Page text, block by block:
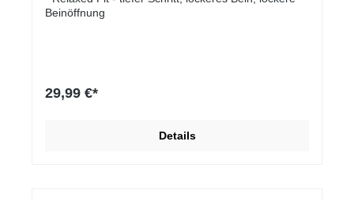
Beinöffnung
29,99 €*
Details